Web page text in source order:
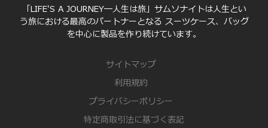
「LIFE'S A JOURNEY―人生は旅」サムソナイトは人生とい
う旅における最高のパートナーとなる スーツケース、バッグ
を中心に製品を作り続けています。
サイトマップ
利用規約
プライバシーポリシー
特定商取引法に基づく表記